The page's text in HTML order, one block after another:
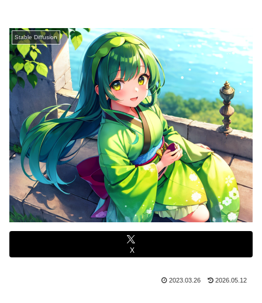
Stable Diffusion
X
2023.03.26 2026.05.12